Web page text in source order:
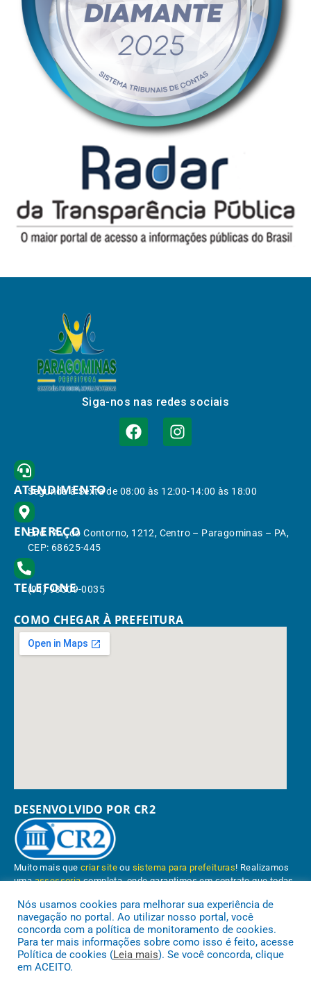
Siga-nos nas redes sociais
ATENDIMENTO
Segunda à Sexta de 08:00 às 12:00-14:00 às 18:00
ENDEREÇO
End.: Av. do Contorno, 1212, Centro – Paragominas – PA,
CEP: 68625-445
TELEFONE
(91) 98309-0035
COMO CHEGAR À PREFEITURA
DESENVOLVIDO POR CR2
Muito mais quecriar site ou sistema para prefeituras! Realizamos
umaassessoriacompleta, onde garantimos em contrato que todas
Conheça oPNTP e oRadar da Transparência Pública
Nós usamos cookies para melhorar sua experiência de
navegação no portal. Ao utilizar nosso portal, você
concorda com a política de monitoramento de cookies.
Para ter mais informações sobre como isso é feito, acesse
Política de cookies (Leia mais). Se você concorda, clique
em ACEITO.